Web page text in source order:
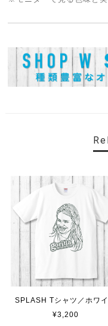
SPLASH Tシャツ／ホワイ
¥3,200